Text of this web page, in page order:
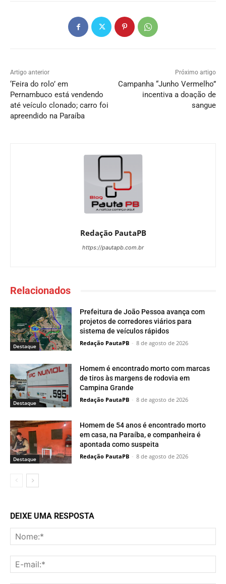
Artigo anterior
‘Feira do rolo’ em
Pernambuco está vendendo
até veículo clonado; carro foi
apreendido na Paraíba
Próximo artigo
Campanha “Junho Vermelho”
incentiva a doação de
sangue
Redação PautaPB
https://pautapb.com.br
Relacionados
Destaque
Prefeitura de João Pessoa avança com
projetos de corredores viários para
sistema de veículos rápidos
Redação PautaPB - 8 de agosto de 2026
Destaque
Homem é encontrado morto com marcas
de tiros às margens de rodovia em
Campina Grande
Redação PautaPB - 8 de agosto de 2026
Destaque
Homem de 54 anos é encontrado morto
em casa, na Paraíba, e companheira é
apontada como suspeita
Redação PautaPB - 8 de agosto de 2026
DEIXE UMA RESPOSTA